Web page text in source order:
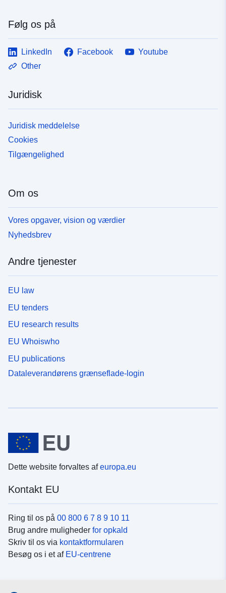
Følg os på
LinkedIn Facebook
Youtube
Other
Juridisk
Juridisk meddelelse
Cookies
Tilgængelighed
Om os
Vores opgaver, vision og værdier
Nyhedsbrev
Andre tjenester
EU law
EU tenders
EU research results
EU Whoiswho
EU publications
Dataleverandørens grænseflade-login
Dette website forvaltes afeuropa.eu
Kontakt EU
Ring til os på 00 800 6 7 8 9 10 11
Brug andre muligheder for opkald
Skriv til os via kontaktformularen
Besøg os i et af EU-centrene